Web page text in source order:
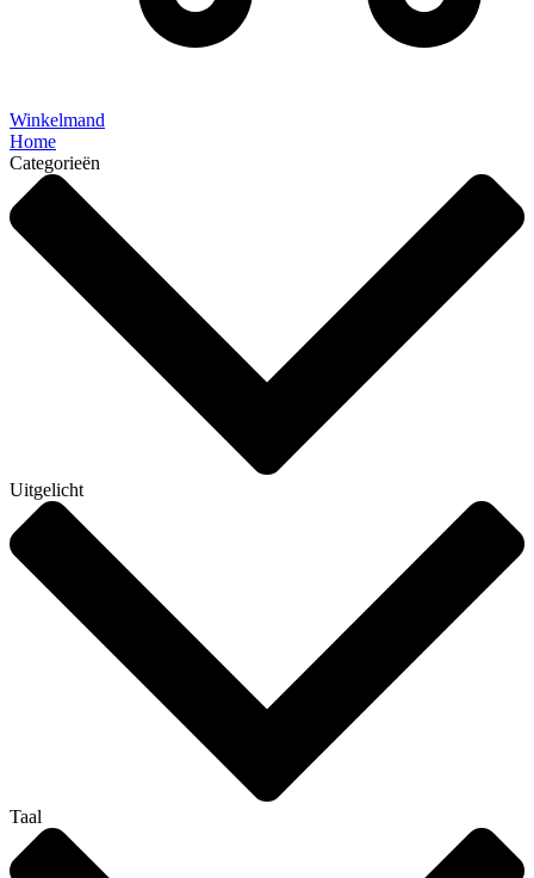
Winkelmand
Home
Categorieën
Uitgelicht
Taal